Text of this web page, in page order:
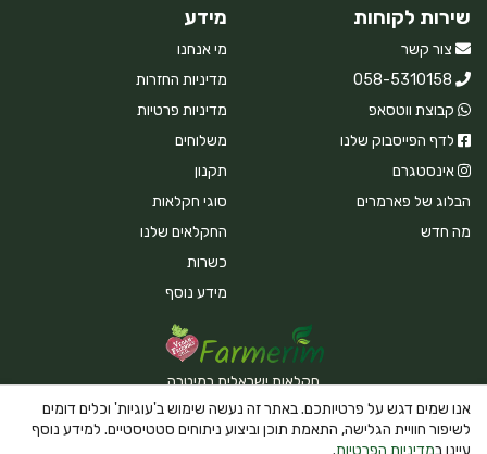
שירות לקוחות
צור קשר
058-5310158
קבוצת ווטסאפ
לדף הפייסבוק שלנו
אינסטגרם
הבלוג של פארמרים
מה חדש
מידע
מי אנחנו
מדיניות החזרות
מדיניות פרטיות
משלוחים
תקנון
סוגי חקלאות
החקלאים שלנו
כשרות
מידע נוסף
חקלאות ישראלית במיטבה
אנו שמים דגש על פרטיותכם. באתר זה נעשה שימוש ב'עוגיות' וכלים דומים
לשיפור חוויית הגלישה, התאמת תוכן וביצוע ניתוחים סטטיסטיים. למידע נוסף
עיינו במדיניות הפרטיות.